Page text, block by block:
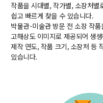
작품을 시대별, 작가별, 소장처별
쉽고 빠르게 찾을 수 있습니다.
박물관･미술관 방문 전 소장 작
고해상도 이미지로 제공되어 생
제작 연도, 작품 크기, 소장처 등
있습니다.